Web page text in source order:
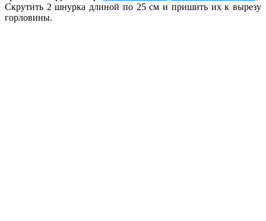
Скрутить 2 шнурка длиной по 25 см и пришить их к вырезу
горловины.